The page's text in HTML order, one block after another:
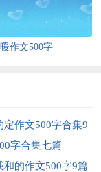
作文500字
定作文500字合集9
字合集七篇
和的作文500字9篇